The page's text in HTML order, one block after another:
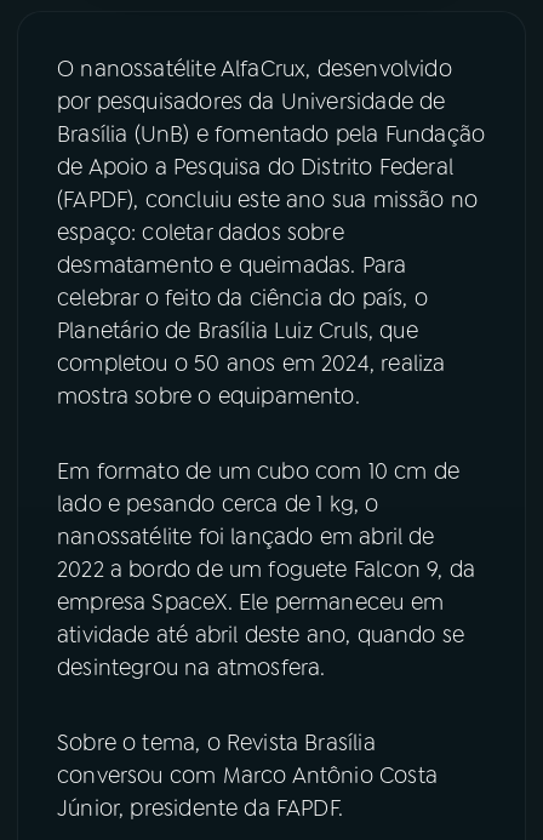
07 ÚLTIMAS
08 FESTIVAL DE MÚSICA
ACOMPANHE A RÁDIO NACIONAL
YouTube Facebook
Instagram X
O nanossatélite AlfaCrux, desenvolvido
por pesquisadores da Universidade de
Brasília (UnB) e fomentado pela Fundação
de Apoio a Pesquisa do Distrito Federal
(FAPDF), concluiu este ano sua missão no
espaço: coletar dados sobre
desmatamento e queimadas. Para
celebrar o feito da ciência do país, o
Planetário de Brasília Luiz Cruls, que
completou o 50 anos em 2024, realiza
mostra sobre o equipamento.
Em formato de um cubo com 10 cm de
lado e pesando cerca de 1 kg, o
nanossatélite foi lançado em abril de
2022 a bordo de um foguete Falcon 9, da
empresa SpaceX. Ele permaneceu em
atividade até abril deste ano, quando se
desintegrou na atmosfera.
Sobre o tema, o Revista Brasília
conversou com Marco Antônio Costa
Júnior, presidente da FAPDF.